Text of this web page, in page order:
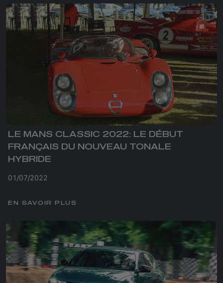
LE MANS CLASSIC 2022: LE DÉBUT
FRANÇAIS DU NOUVEAU TONALE
HYBRIDE
01/07/2022
EN SAVOIR PLUS